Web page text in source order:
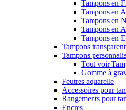
Tampons en
Tampons en
Tampons en
Tampons en
Tampons en
Tampons
Tampons
Tout voir
Gomme à
Feutres aquarelle
Accessoires pour
Rangements pour
Encres